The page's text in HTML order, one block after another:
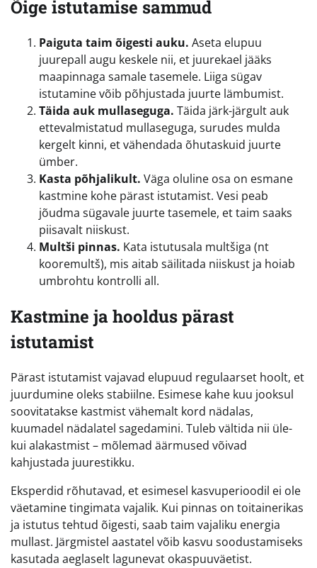
Õige istutamise sammud
Paiguta taim õigesti auku. Aseta elupuu
juurepall augu keskele nii, et juurekael jääks
maapinnaga samale tasemele. Liiga sügav
istutamine võib põhjustada juurte lämbumist.
Täida auk mullaseguga. Täida järk-järgult auk
ettevalmistatud mullaseguga, surudes mulda
kergelt kinni, et vähendada õhutaskuid juurte
ümber.
Kasta põhjalikult. Väga oluline osa on esmane
kastmine kohe pärast istutamist. Vesi peab
jõudma sügavale juurte tasemele, et taim saaks
piisavalt niiskust.
Multši pinnas. Kata istutusala multšiga (nt
kooremultš), mis aitab säilitada niiskust ja hoiab
umbrohtu kontrolli all.
Kastmine ja hooldus pärast
istutamist
Pärast istutamist vajavad elupuud regulaarset hoolt, et
juurdumine oleks stabiilne. Esimese kahe kuu jooksul
soovitatakse kastmist vähemalt kord nädalas,
kuumadel nädalatel sagedamini. Tuleb vältida nii üle-
kui alakastmist – mõlemad äärmused võivad
kahjustada juurestikku.
Eksperdid rõhutavad, et esimesel kasvuperioodil ei ole
väetamine tingimata vajalik. Kui pinnas on toitainerikas
ja istutus tehtud õigesti, saab taim vajaliku energia
mullast. Järgmistel aastatel võib kasvu soodustamiseks
kasutada aeglaselt lagunevat okaspuuväetist.